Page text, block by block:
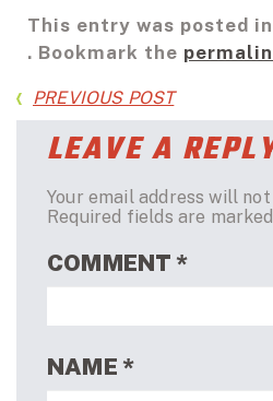
This entry was posted
. Bookmark the
PREVIOUS POST
LEAVE A
Your email address will
Required fields are marked
COMMENT *
NAME *